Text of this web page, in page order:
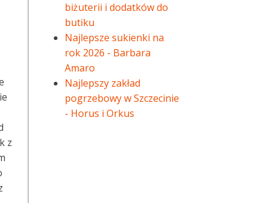
z
biżuterii i dodatków do
butiku
Najlepsze sukienki na
rok 2026 - Barbara
Amaro
Najlepszy zakład
pogrzebowy w Szczecinie
- Horus i Orkus